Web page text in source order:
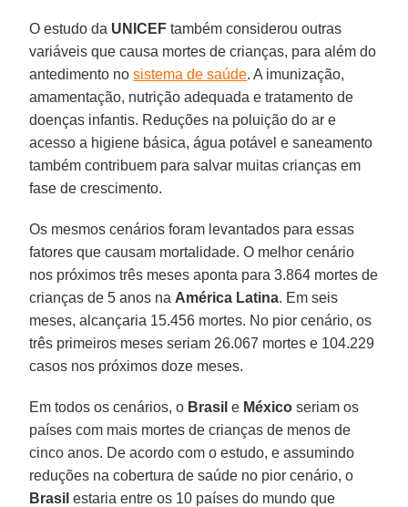
O estudo da UNICEF também considerou outras
variáveis que causa mortes de crianças, para além do
antedimento nosistema de saúde. A imunização,
amamentação, nutrição adequada e tratamento de
doenças infantis. Reduções na poluição do ar e
acesso a higiene básica, água potável e saneamento
também contribuem para salvar muitas crianças em
fase de crescimento.
Os mesmos cenários foram levantados para essas
fatores que causam mortalidade. O melhor cenário
nos próximos três meses aponta para 3.864 mortes de
crianças de 5 anos na América Latina. Em seis
meses, alcançaria 15.456 mortes. No pior cenário, os
três primeiros meses seriam 26.067 mortes e 104.229
casos nos próximos doze meses.
Em todos os cenários, o Brasil e México seriam os
países com mais mortes de crianças de menos de
cinco anos. De acordo com o estudo, e assumindo
reduções na cobertura de saúde no pior cenário, o
Brasil estaria entre os 10 países do mundo que